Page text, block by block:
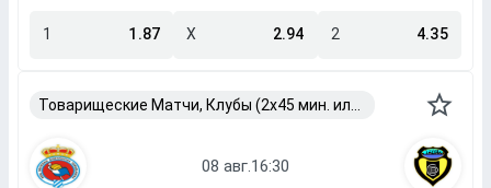
1 1.87 X 2.94 2 4.35